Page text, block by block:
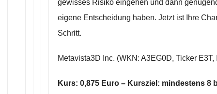
gewisses Risiko eingehen und dann
eigene Entscheidung haben. Jetzt ist Ihre
Schritt.
Metavista3D Inc. (WKN: A3EG0D, Ticker
Kurs: 0,875 Euro – Kursziel: mindestens 8